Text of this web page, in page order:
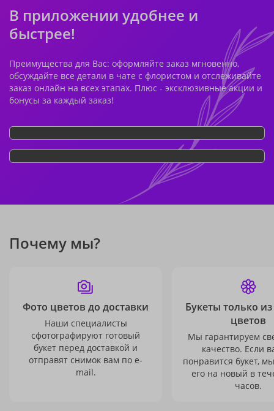
В приложении удобнее и
быстрее!
Преимущества для Вас: оформляйте заказ мгновенно,
обсуждайте все детали в чате с флористом и отслеживайте
заказ онлайн на всех этапах. Плюс - эксклюзивные акции и
бонусы за каждый заказ!
Почему мы?
Фото цветов до доставки
Наши специалисты
сфотографируют готовый
букет перед доставкой и
отправят снимок вам по e-
mail.
Букеты только
цветов
Мы гарантируем
качество. Если
понравится букет,
его на новый в
часов.